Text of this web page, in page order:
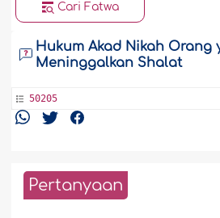
Cari Fatwa
Hukum Akad Nikah Orang
Meninggalkan Shalat
50205
Pertanyaan